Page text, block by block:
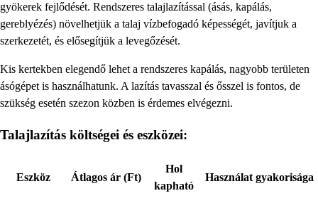
gyökerek fejlődését. Rendszeres talajlazítással (ásás, kapálás,
gereblyézés) növelhetjük a talaj vízbefogadó képességét, javítjuk a
szerkezetét, és elősegítjük a levegőzését.
Kis kertekben elegendő lehet a rendszeres kapálás, nagyobb területen
ásógépet is használhatunk. A lazítás tavasszal és ősszel is fontos, de
szükség esetén szezon közben is érdemes elvégezni.
Talajlazítás költségei és eszközei:
Eszköz Átlagos ár (Ft)
Hol
kapható
Használat gyakorisága